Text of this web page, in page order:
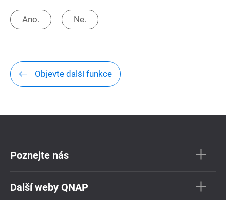
Ano. Ne.
Objevte další funkce
Poznejte nás
Další weby QNAP